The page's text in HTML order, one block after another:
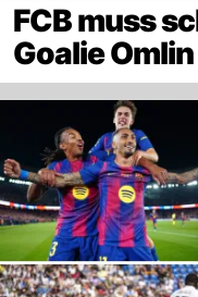
FCB muss
Goalie